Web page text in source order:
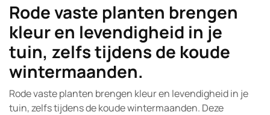
Rode vaste planten brengen
kleur en levendigheid in je
tuin, zelfs tijdens de koude
wintermaanden.
Rode vaste planten brengen kleur en levendigheid in je
tuin, zelfs tijdens de koude wintermaanden. Deze